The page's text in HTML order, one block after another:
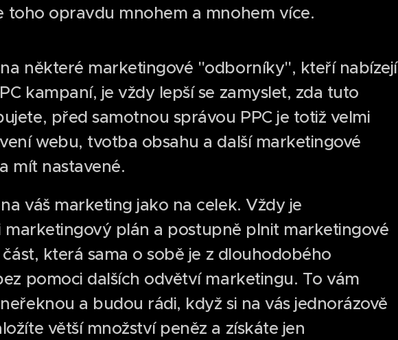
toho opravdu mnohem a mnohem více.
některé marketingové "odborníky", kteří nabízejí
kampaní, je vždy lepší se zamyslet, zda tuto
před samotnou správou PPC je totiž velmi
webu, tvotba obsahu a další marketingové
mít nastavené.
váš marketing jako na celek. Vždy je
marketingový plán a postupně plnit marketingové
část, která sama o sobě je z dlouhodobého
pomoci dalších odvětví marketingu. To vám
a budou rádi, když si na vás jednorázově
větší množství peněz a získáte jen